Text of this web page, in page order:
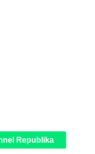
Republika